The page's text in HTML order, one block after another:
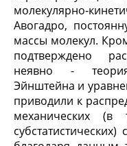
молекулярно-
Авогадро,
массы молекул.
подтверждено
неявно -
Эйнштейна и
приводили к
механических (в